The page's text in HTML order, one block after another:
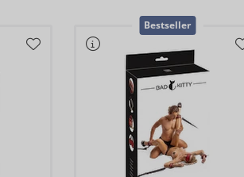
Bestseller